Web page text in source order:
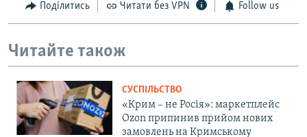
Поділитись Читати без VPN Follow us
Читайте також
СУСПІЛЬСТВО
«Крим – не Росія»: маркетплейс
Ozon припинив прийом нових
замовлень на Кримському